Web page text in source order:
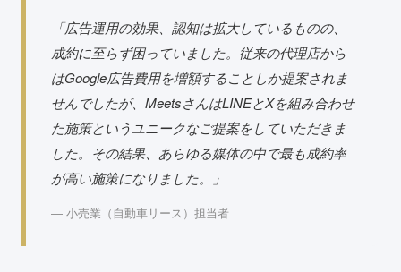
「広告運用の効果、認知は拡大しているものの、
成約に至らず困っていました。従来の代理店から
はGoogle広告費用を増額することしか提案されま
せんでしたが、MeetsさんはLINEとXを組み合わせ
た施策というユニークなご提案をしていただきま
した。その結果、あらゆる媒体の中で最も成約率
が高い施策になりました。」
― 小売業（自動車リース）担当者